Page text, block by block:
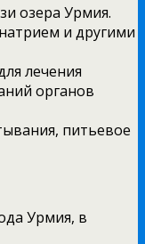
озера Урмия.
и другими
лечения
органов
питьевое
Урмия, в